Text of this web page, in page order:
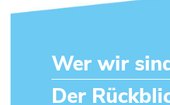
Wer wir
Der